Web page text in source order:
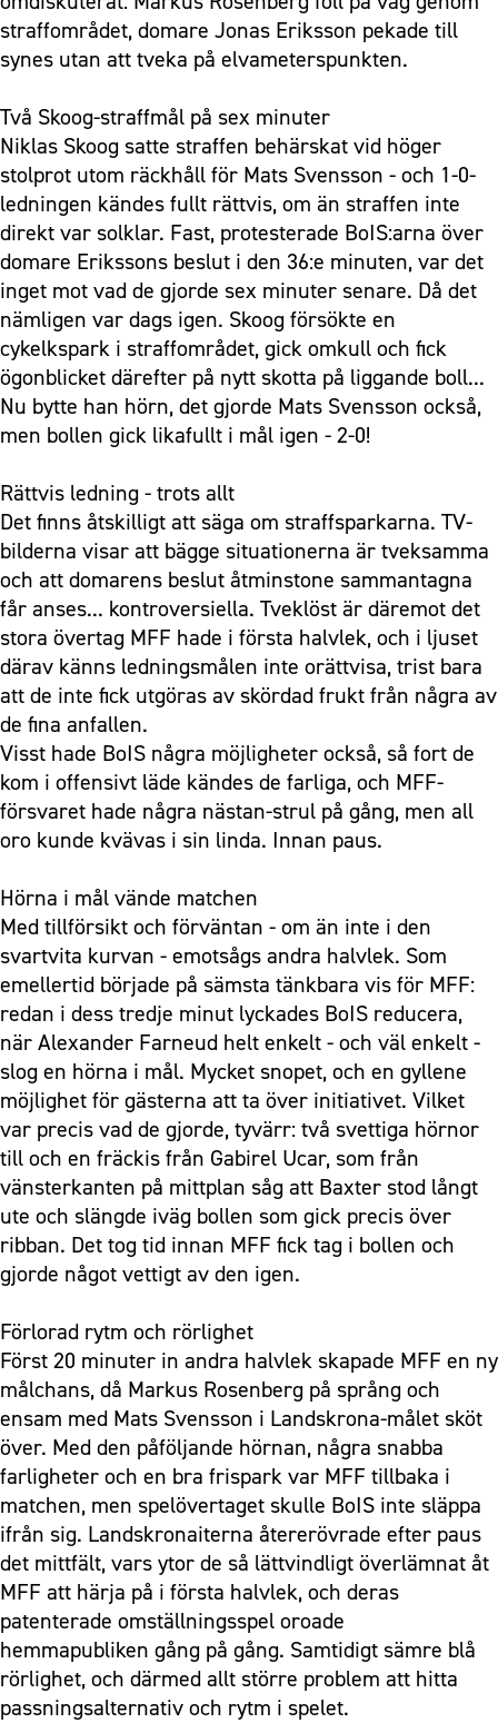
straffområdet, domare Jonas Eriksson pekade till
synes utan att tveka på elvameterspunkten.
Två Skoog-straffmål på sex minuter
Niklas Skoog satte straffen behärskat vid höger
stolprot utom räckhåll för Mats Svensson - och 1-0-
ledningen kändes fullt rättvis, om än straffen inte
direkt var solklar. Fast, protesterade BoIS:arna över
domare Erikssons beslut i den 36:e minuten, var det
inget mot vad de gjorde sex minuter senare. Då det
nämligen var dags igen. Skoog försökte en
cykelkspark i straffområdet, gick omkull och fick
ögonblicket därefter på nytt skotta på liggande boll...
Nu bytte han hörn, det gjorde Mats Svensson också,
men bollen gick likafullt i mål igen - 2-0!
Rättvis ledning - trots allt
Det finns åtskilligt att säga om straffsparkarna. TV-
bilderna visar att bägge situationerna är tveksamma
och att domarens beslut åtminstone sammantagna
får anses... kontroversiella. Tveklöst är däremot det
stora övertag MFF hade i första halvlek, och i ljuset
därav känns ledningsmålen inte orättvisa, trist bara
att de inte fick utgöras av skördad frukt från några av
de fina anfallen.
Visst hade BoIS några möjligheter också, så fort de
kom i offensivt läde kändes de farliga, och MFF-
försvaret hade några nästan-strul på gång, men all
oro kunde kvävas i sin linda. Innan paus.
Hörna i mål vände matchen
Med tillförsikt och förväntan - om än inte i den
svartvita kurvan - emotsågs andra halvlek. Som
emellertid började på sämsta tänkbara vis för MFF:
redan i dess tredje minut lyckades BoIS reducera,
när Alexander Farneud helt enkelt - och väl enkelt -
slog en hörna i mål. Mycket snopet, och en gyllene
möjlighet för gästerna att ta över initiativet. Vilket
var precis vad de gjorde, tyvärr: två svettiga hörnor
till och en fräckis från Gabirel Ucar, som från
vänsterkanten på mittplan såg att Baxter stod långt
ute och slängde iväg bollen som gick precis över
ribban. Det tog tid innan MFF fick tag i bollen och
gjorde något vettigt av den igen.
Förlorad rytm och rörlighet
Först 20 minuter in andra halvlek skapade MFF en ny
målchans, då Markus Rosenberg på språng och
ensam med Mats Svensson i Landskrona-målet sköt
över. Med den påföljande hörnan, några snabba
farligheter och en bra frispark var MFF tillbaka i
matchen, men spelövertaget skulle BoIS inte släppa
ifrån sig. Landskronaiterna återerövrade efter paus
det mittfält, vars ytor de så lättvindligt överlämnat åt
MFF att härja på i första halvlek, och deras
patenterade omställningsspel oroade
hemmapubliken gång på gång. Samtidigt sämre blå
rörlighet, och därmed allt större problem att hitta
passningsalternativ och rytm i spelet.